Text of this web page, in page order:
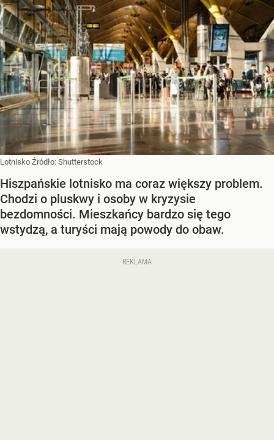
Lotnisko Źródło: Shutterstock
Hiszpańskie lotnisko ma coraz większy problem.
Chodzi o pluskwy i osoby w kryzysie
bezdomności. Mieszkańcy bardzo się tego
wstydzą, a turyści mają powody do obaw.